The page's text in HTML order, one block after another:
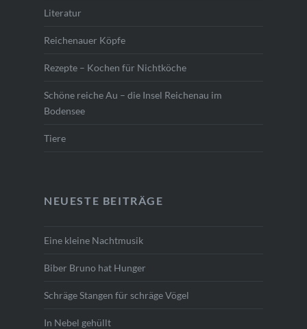
Literatur
Reichenauer Köpfe
Rezepte – Kochen für Nichtköche
Schöne reiche Au – die Insel Reichenau im
Bodensee
Tiere
NEUESTE BEITRÄGE
Eine kleine Nachtmusik
Biber Bruno hat Hunger
Schräge Stangen für schräge Vögel
In Nebel gehüllt